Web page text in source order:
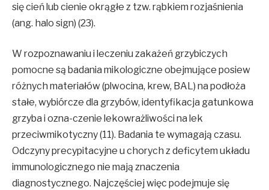
się cień lub cienie okrągłe z tzw. rąbkiem rozjaśnienia
(ang. halo sign) (23).
W rozpoznawaniu i leczeniu zakażeń grzybiczych
pomocne są badania mikologiczne obejmujące posiew
różnych materiałów (plwocina, krew, BAL) na podłoża
stałe, wybiórcze dla grzybów, identyfikacja gatunkowa
grzyba i ozna-czenie lekowrażliwości na lek
przeciwmikotyczny (11). Badania te wymagają czasu.
Odczyny precypitacyjne u chorych z deficytem układu
immunologicznego nie mają znaczenia
diagnostycznego. Najczęściej więc podejmuje się